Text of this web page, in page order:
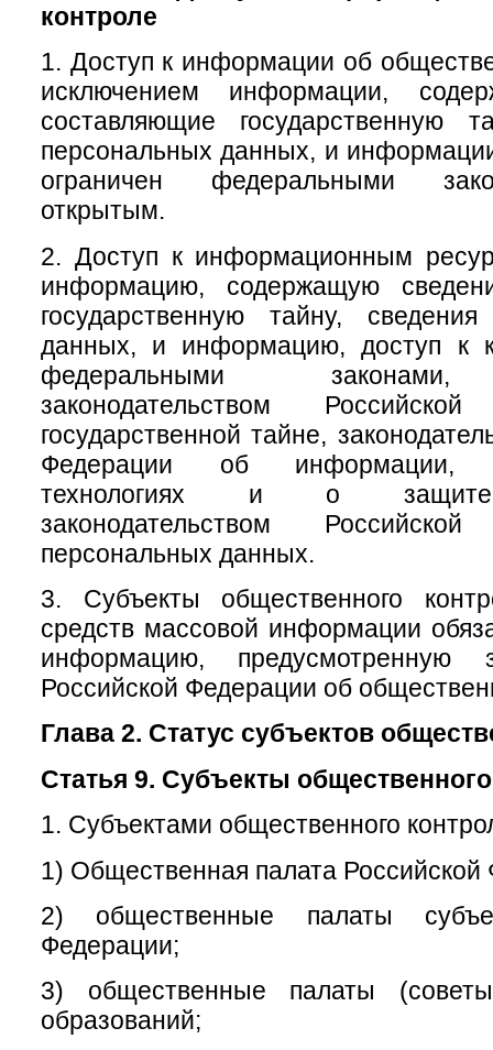
контроле
1. Доступ к информации об
исключением информации,
составляющие государственную
персональных данных, и
ограничен федеральными
открытым.
2. Доступ к информационным
информацию, содержащую
государственную тайну,
данных, и информацию, доступ к
федеральными законами,
законодательством
государственной тайне,
Федерации об информации,
технологиях и о защите
законодательством
персональных данных.
3. Субъекты общественного
средств массовой информации
информацию, предусмотренную
Российской Федерации об
Глава 2. Статус субъектов
Статья 9. Субъекты
1. Субъектами общественного
1) Общественная палата Российской
2) общественные палаты
Федерации;
3) общественные палаты
образований;